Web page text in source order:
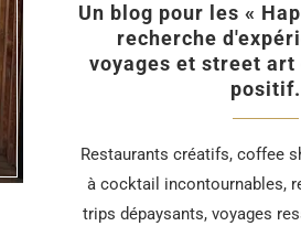
Un blog pour les «
recherche
voyages et street art
positif.
Restaurants créatifs, coffee
à cocktail incontournables,
trips dépaysants, voyages